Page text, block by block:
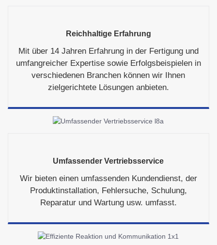
Reichhaltige Erfahrung
Mit über 14 Jahren Erfahrung in der Fertigung und
umfangreicher Expertise sowie Erfolgsbeispielen in
verschiedenen Branchen können wir Ihnen
zielgerichtete Lösungen anbieten.
Umfassender Vertriebsservice
Wir bieten einen umfassenden Kundendienst, der
Produktinstallation, Fehlersuche, Schulung,
Reparatur und Wartung usw. umfasst.